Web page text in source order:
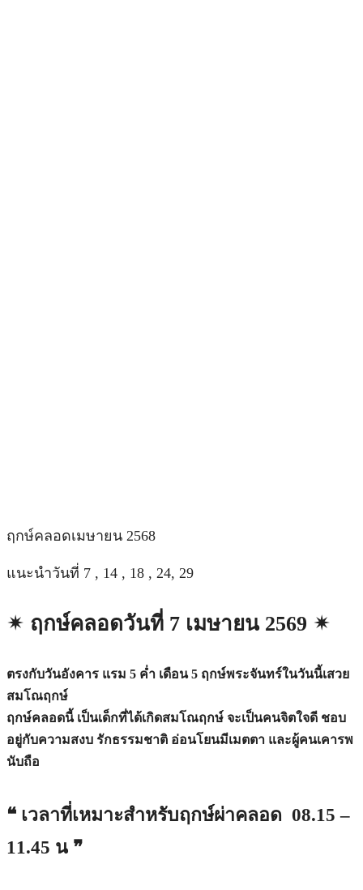
ฤกษ์คลอดเมษายน 2568
แนะนำวันที่ 7 , 14 , 18 , 24, 29
✴︎ ฤกษ์คลอดวันที่ 7 เมษายน 2569 ✴︎
ตรงกับวันอังคาร แรม 5 ค่ำ เดือน 5 ฤกษ์พระจันทร์ในวันนี้เสวย
สมโณฤกษ์
ฤกษ์คลอดนี้ เป็นเด็กที่ได้เกิดสมโณฤกษ์ จะเป็นคนจิตใจดี ชอบ
อยู่กับความสงบ รักธรรมชาติ อ่อนโยนมีเมตตา และผู้คนเคารพ
นับถือ
❝ เวลาที่เหมาะสำหรับฤกษ์ผ่าคลอด 08.15 –
11.45 น ❞